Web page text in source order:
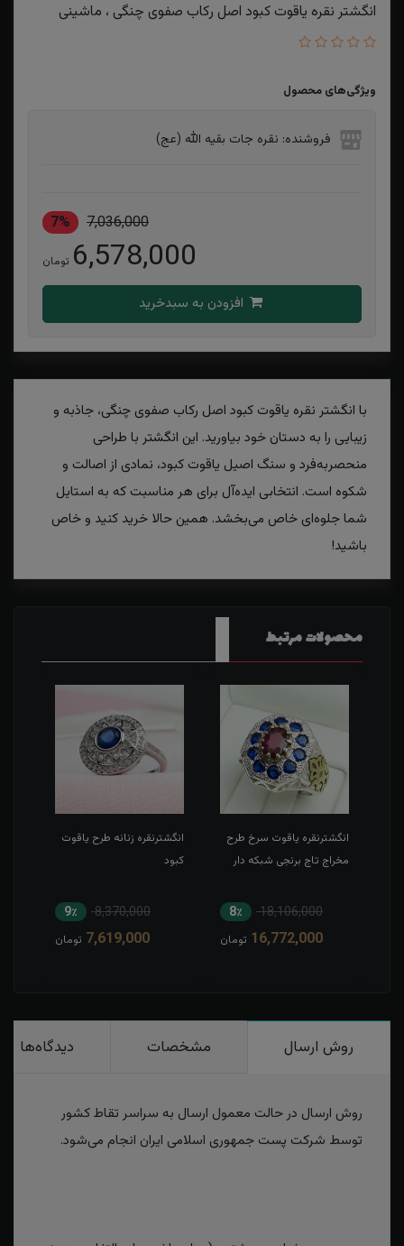
انگشتر نقره یاقوت کبود اصل رکاب صفوی چنگی ، ماشینی
ویژگی‌های محصول
فروشنده: نقره جات بقیه الله (عج)
7,036,000
7%
6,578,000 تومان
با انگشتر نقره یاقوت کبود اصل رکاب صفوی چنگی، جاذبه و
زیبایی را به دستان خود بیاورید. این انگشتر با طراحی
منحصر‌به‌فرد و سنگ اصیل یاقوت کبود، نمادی از اصالت و
شکوه است. انتخابی ایده‌آل برای هر مناسبت که به استایل
شما جلوه‌ای خاص می‌بخشد. همین حالا خرید کنید و خاص
باشید!
محصولات مرتبط
انگشترنقره یاقوت سرخ طرح
مخراج تاج برنجی شبکه دار
18,106,000 8٪
16,772,000 تومان
انگشترنقره زنانه طرح یاقوت
کبود
8,370,000 9٪
7,619,000 تومان
روش ارسال مشخصات دیدگاه‌ها
روش ارسال در حالت معمول ارسال به سراسر تقاط کشور
توسط شرکت پست جمهوری اسلامی ایران انجام می‌شود.